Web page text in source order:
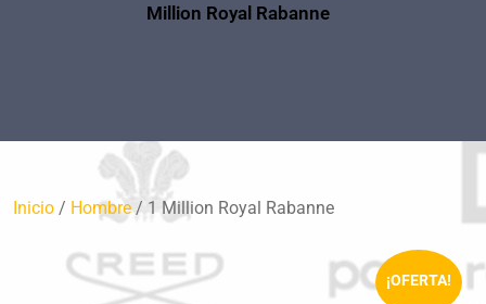
Million Royal Rabanne
Inicio / Hombre / 1 Million Royal Rabanne
¡OFERTA!